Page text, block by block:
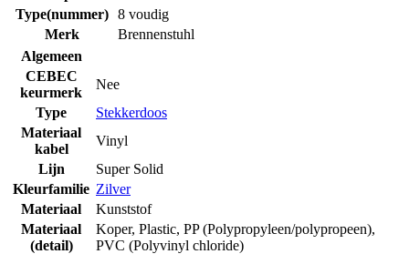
Type(nummer) 8 voudig
Merk
Brennenstuhl
Algemeen
CEBEC
keurmerk
Nee
Type
Stekkerdoos
Materiaal
kabel
Vinyl
Lijn
Super Solid
Kleurfamilie Zilver
Materiaal
Kunststof
Materiaal
(detail)
Koper, Plastic, PP (Polypropyleen/polypropeen),
PVC (Polyvinyl chloride)